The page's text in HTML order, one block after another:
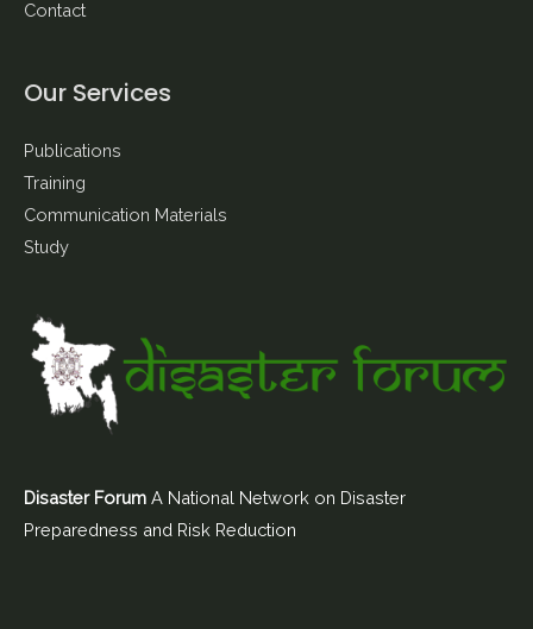
Contact
Our Services
Publications
Training
Communication Materials
Study
Disaster Forum A National Network on Disaster
Preparedness and Risk Reduction